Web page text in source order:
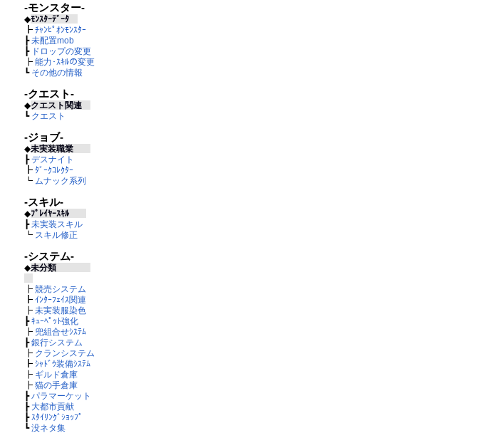
-モンスター-
◆ﾓﾝｽﾀｰﾃﾞｰﾀ
┣ ﾁｬﾝﾋﾟｵﾝﾓﾝｽﾀｰ
┣未配置mob
┣ ドロップの変更
┣ 能力･ｽｷﾙの変更
┗ その他の情報
-クエスト-
◆クエスト関連
┗ クエスト
-ジョブ-
◆未実装職業
┣デスナイト
┣ ﾀﾞｰｸｺﾚｸﾀｰ
┗ ムナック系列
-スキル-
◆ﾌﾟﾚｲﾔｰｽｷﾙ
┣未実装スキル
┗ スキル修正
-システム-
◆未分類
┣ 競売システム
┣ ｲﾝﾀｰﾌｪｲｽ関連
┣ 未実装服染色
┣ｷｭｰﾍﾟｯﾄ強化
┣ 兜組合せｼｽﾃﾑ
┣銀行システム
┣ クランシステム
┣ ｼｬﾄﾞｳ装備ｼｽﾃﾑ
┣ ギルド倉庫
┣ 猫の手倉庫
┣パラマーケット
┣ 大都市貢献
┣ ｽﾀｲﾘﾝｸﾞｼｮｯﾌﾟ
┗没ネタ集